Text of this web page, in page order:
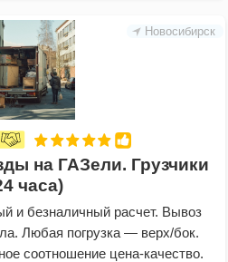
Новосибирск
на ГАЗели. Грузчики
часа)
и безналичный расчет. Вывоз
Любая погрузка — верх/бок.
соотношение цена-качество.